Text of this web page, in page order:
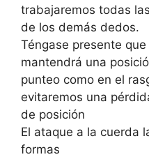
trabajaremos todas
de los demás dedos.
Téngase presente
mantendrá una
punteo como en el
evitaremos una
de posición
El ataque a la cuerda
formas